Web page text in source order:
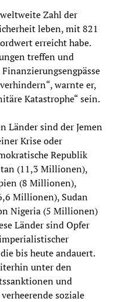
Zahl der
leben, mit 821
erreicht habe.
treffen und
warnte er,
Katastrophe“ sein.
Länder sind der Jemen
Krise oder
Republik
(11,3 Millionen),
(8 Millionen),
Millionen), Sudan
Nigeria (5 Millionen)
Länder sind Opfer
bis heute andauert.
unter den
und
soziale